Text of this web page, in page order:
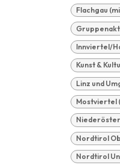
Flachgau
Innviertel/
Kunst &
Linz und
Mostviertel
Nordtirol
Nordtirol